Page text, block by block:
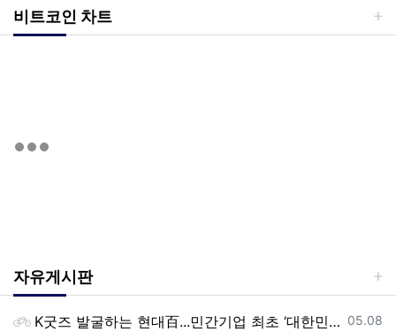
비트코인 차트
자유게시판
등록일
05.08
K굿즈 발굴하는 현대百...민간기업 최초 ‘대한민국 관광공모전’ 후원